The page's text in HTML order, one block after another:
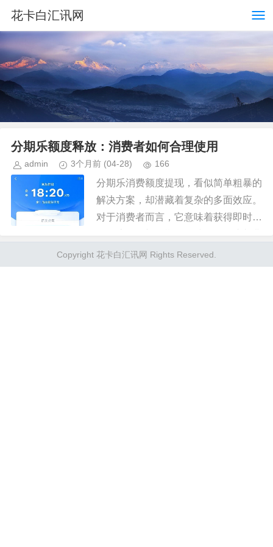
花卡白汇讯网
分期乐额度释放：消费者如何合理使用
admin 3个月前 (04-28) 166
分期乐消费额度提现，看似简单粗暴的
解决方案，却潜藏着复杂的多面效应。
对于消费者而言，它意味着获得即时的
一蹴而就的轻松之旅。提款流程的限
制、潜在的手续费以及信用记录的影...
Copyright 花卡白汇讯网 Rights Reserved.